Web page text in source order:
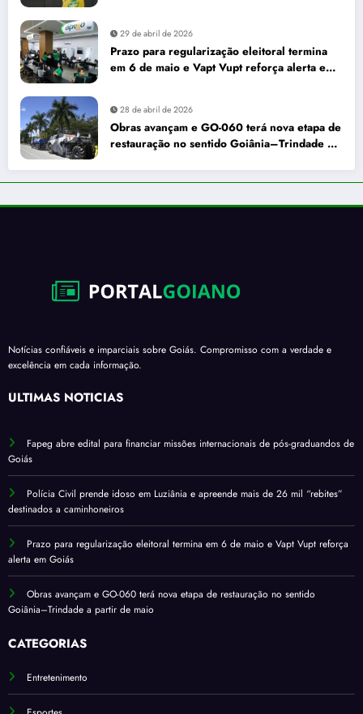
29 de abril de 2026
Prazo para regularização eleitoral termina
em 6 de maio e Vapt Vupt reforça alerta em
28 de abril de 2026
Obras avançam e GO-060 terá nova etapa de
restauração no sentido Goiânia–Trindade a
Notícias confiáveis e imparciais sobre Goiás. Compromisso com a verdade e
excelência em cada informação.
ÚLTIMAS NOTÍCIAS
Fapeg abre edital para financiar missões internacionais de pós-graduandos de
Goiás
Polícia Civil prende idoso em Luziânia e apreende mais de 26 mil “rebites”
destinados a caminhoneiros
Prazo para regularização eleitoral termina em 6 de maio e Vapt Vupt reforça
alerta em Goiás
Obras avançam e GO-060 terá nova etapa de restauração no sentido
Goiânia–Trindade a partir de maio
CATEGORIAS
Entretenimento